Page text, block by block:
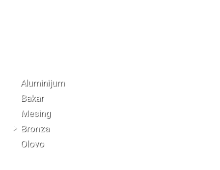
Aluminijum
Bakar
Mesing
Bronza
Olovo